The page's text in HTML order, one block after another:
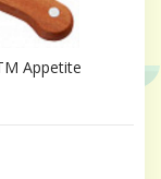
Appetite